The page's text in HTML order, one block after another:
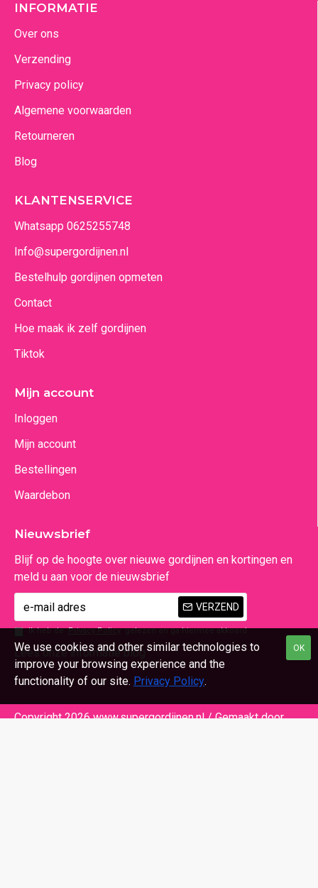
INFORMATIE
Over ons
Verzending
Privacy policy
Algemene voorwaarden
Retourneren
Blog
KLANTENSERVICE
Whatsapp 0625255748
Info@supergordijnen.nl
Bestelhulp gordijnen opmeten
Contact
Hoe maak ik zelf gordijnen
Tiktok
Mijn account
Inloggen
Mijn account
Bestellingen
Waardebon
Nieuwsbrief
Blijf op de hoogte over nieuwe gordijnen en kortingen en
meld u aan voor de nieuwsbrief
VERZEND
Ik heb de Privacy Policy gelezen en ga hiermee akkoord
Lees onze informatie blog
Copyright 2026 www.supergordijnen.nl / Gemaakt door
OK
We use cookies and other similar technologies to
improve your browsing experience and the
functionality of our site. Privacy Policy.